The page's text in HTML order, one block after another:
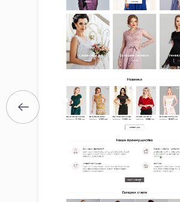
ГОЛОВНА
ПРО НАС
ПОСЛУГИ
ПОРТФОЛІО
БРИФИ
КАР’ЄРА
КОНТАКТИ